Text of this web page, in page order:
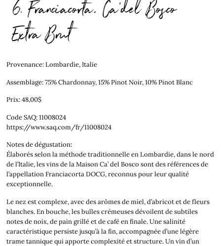
6. Franciacorta, Ca'del Bosco
Extra Brut
Provenance: Lombardie, Italie
Assemblage: 75% Chardonnay, 15% Pinot Noir, 10% Pinot Blanc
Prix: 48,00$
Code SAQ: 11008024
https://www.saq.com/fr/11008024
Notes de dégustation:
Élaborés selon la méthode traditionnelle en Lombardie, dans le nord
de l’Italie, les vins de la Maison Ca’ del Bosco sont des références de
l’appellation Franciacorta DOCG, reconnus pour leur qualité
exceptionnelle.
Le nez est complexe, avec des arômes de miel, d’abricot et de fleurs
blanches. En bouche, les bulles crémeuses dévoilent de subtiles
notes de noix, de pain grillé et de café en finale. Une salinité
caractéristique persiste jusqu’à la fin, accompagnée d’une légère
trame tannique qui apporte complexité et structure. Un vin d’un